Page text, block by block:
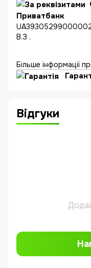
Приватбанк
В.З .
Більше інформації
Відгуки